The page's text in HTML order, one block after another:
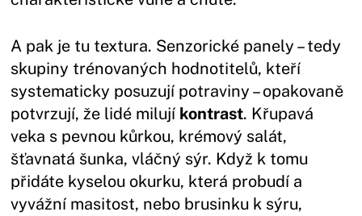
A pak je tu textura. Senzorické panely – tedy
skupiny trénovaných hodnotitelů, kteří
systematicky posuzují potraviny – opakovaně
potvrzují, že lidé milují kontrast. Křupavá
veka s pevnou kůrkou, krémový salát,
šťavnatá šunka, vláčný sýr. Když k tomu
přidáte kyselou okurku, která probudí a
vyvážní masitost, nebo brusinku k sýru,